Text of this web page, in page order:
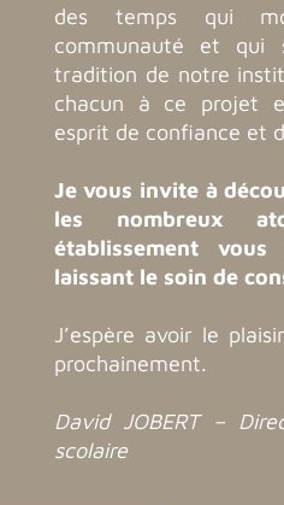
des temps qui
communauté et qui
tradition de notre
chacun à ce projet
esprit de confiance et
Je vous invite à
les nombreux
établissement
laissant le soin de
J’espère avoir le
prochainement.
David JOBERT –
scolaire